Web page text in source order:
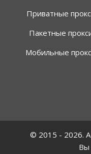
Приватные
Пакетные
Мобильные
© 2015 - 2026.
Вы